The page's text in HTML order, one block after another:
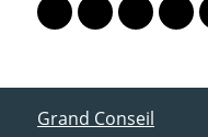
Lien vers le profil
Lien vers le
Lien
ACCÈS DIRECT
Grand Conseil